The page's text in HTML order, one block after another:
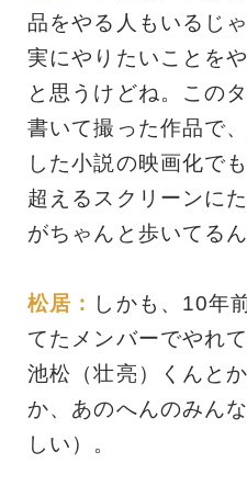
品をやる人もいるじ
実にやりたいことを
と思うけどね。この
書いて撮った作品で
した小説の映画化で
超えるスクリーンに
がちゃんと歩いてる
松居： しかも、10年
てたメンバーでやれ
池松（壮亮）くんと
か、あのへんのみん
しい）。